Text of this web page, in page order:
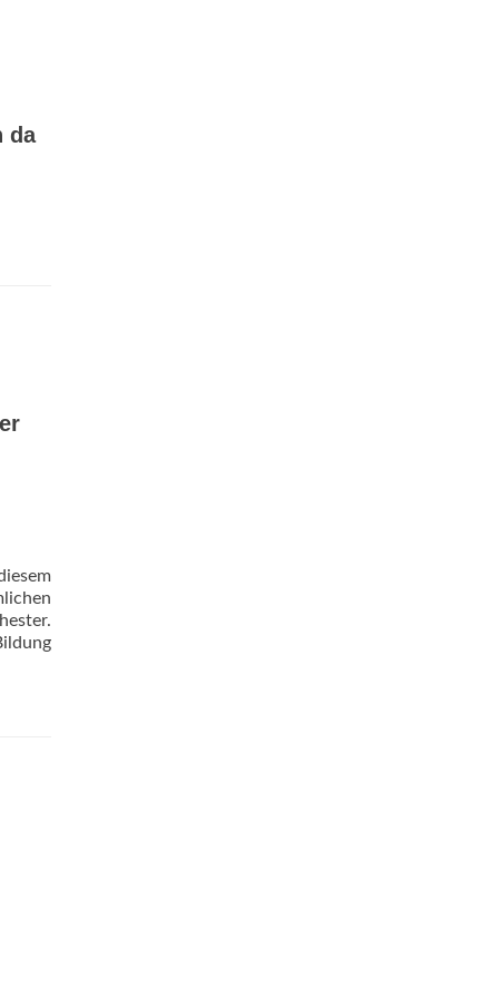
da